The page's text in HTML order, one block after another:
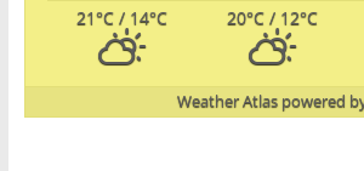
20°C / 12°C
21°C / 14°C
powered
Weather Atlas